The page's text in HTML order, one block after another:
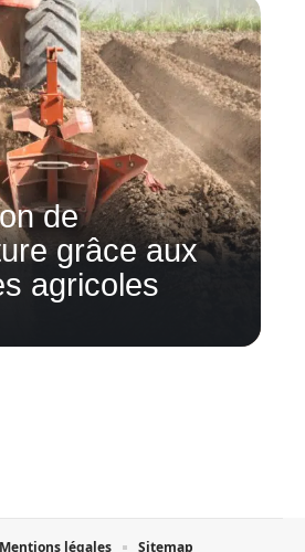
de
grâce aux
agricoles
Mentions légales Sitemap